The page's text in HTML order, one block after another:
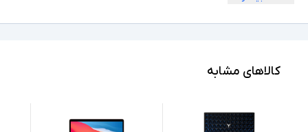
نسل پردازنده
کالاهای مشابه